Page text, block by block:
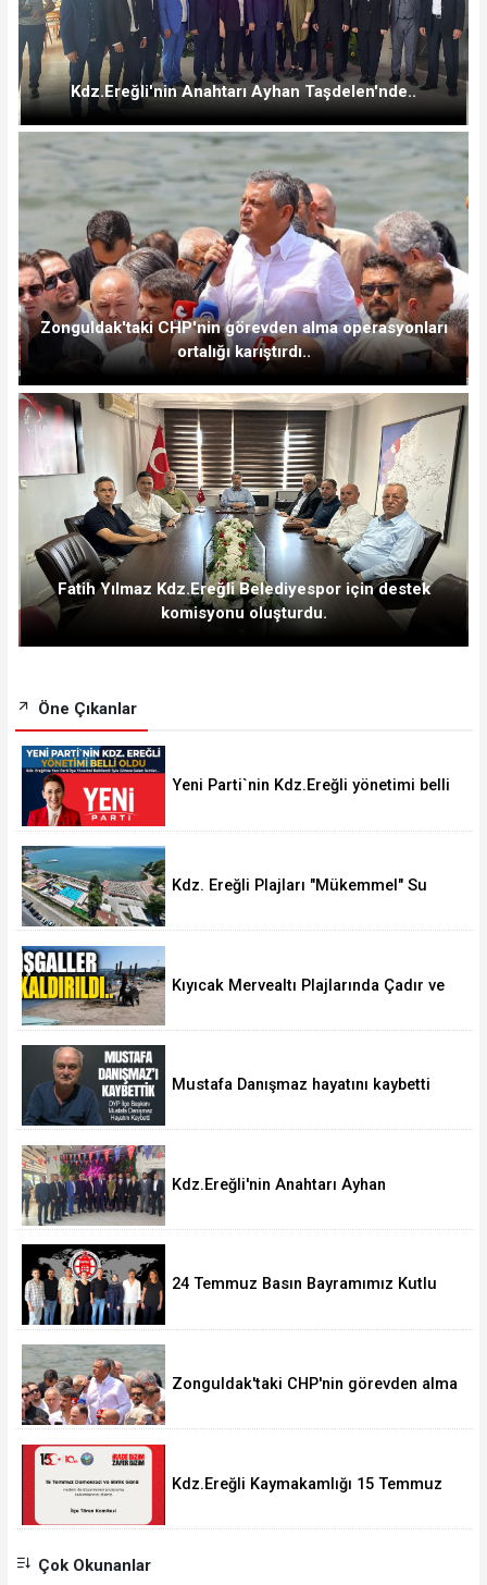
Kdz.Ereğli'nin Anahtarı Ayhan Taşdelen'nde..
Zonguldak'taki CHP'nin görevden alma operasyonları
ortalığı karıştırdı..
Fatih Yılmaz Kdz.Ereğli Belediyespor için destek
komisyonu oluşturdu.
Öne Çıkanlar
Yeni Parti`nin Kdz.Ereğli yönetimi belli
Kdz. Ereğli Plajları "Mükemmel" Su
Kıyıcak Mervealtı Plajlarında Çadır ve
Mustafa Danışmaz hayatını kaybetti
Kdz.Ereğli'nin Anahtarı Ayhan
24 Temmuz Basın Bayramımız Kutlu
Zonguldak'taki CHP'nin görevden alma
Kdz.Ereğli Kaymakamlığı 15 Temmuz
Çok Okunanlar